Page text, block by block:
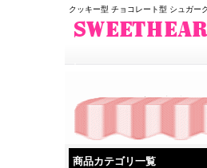
クッキー型 チョコレート型 シュガー
商品カテゴリ一覧